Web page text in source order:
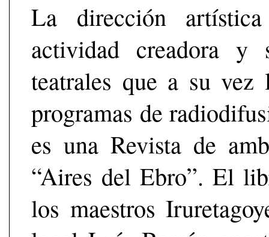
La dirección
actividad creadora y
teatrales que a su
programas de
es una Revista de
“Aires del Ebro”. El
los maestros